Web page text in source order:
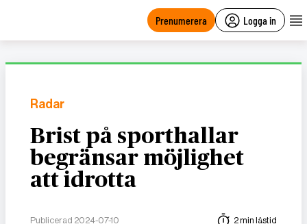
Prenumerera Logga in
Radar
Brist på sporthallar
begränsar möjlighet
att idrotta
Publicerad 2024-07-10 2 min lästid